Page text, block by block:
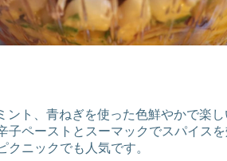
ント、青ねぎを使った色鮮やかで楽
子ペーストとスーマックでスパイス
クニックでも人気です。